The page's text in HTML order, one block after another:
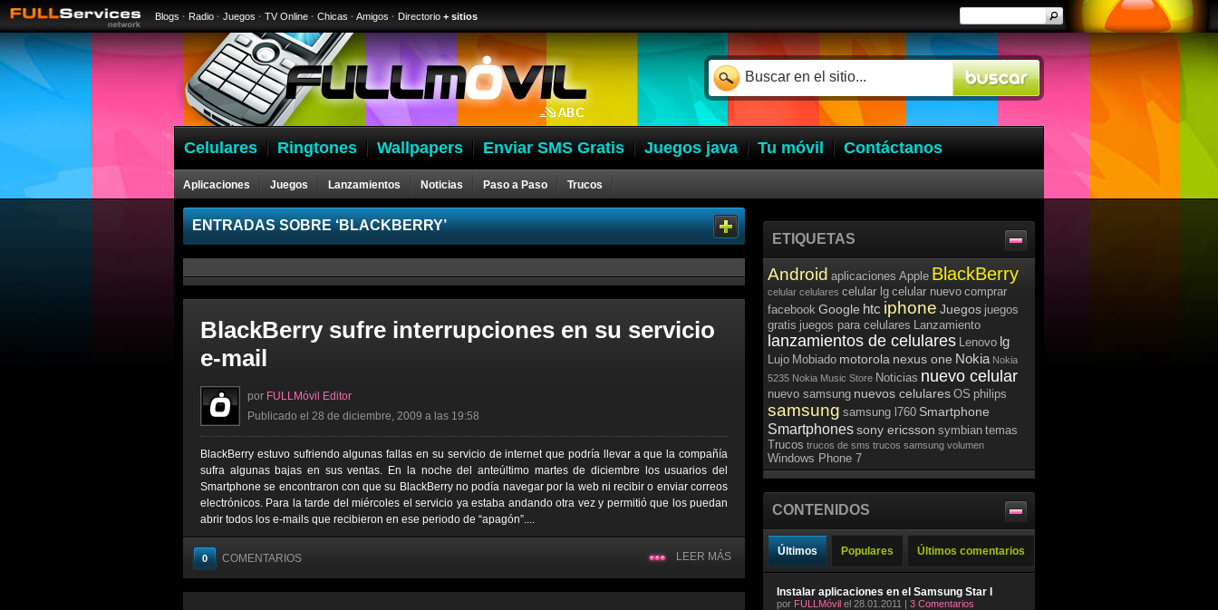
Blogs · Radio · Juegos · TV Online · Chicas · Amigos · Directorio + sitios
Celulares Ringtones Wallpapers Enviar SMS Gratis Juegos java Tu móvil Contáctanos
Aplicaciones Juegos Lanzamientos Noticias Paso a Paso Trucos
ENTRADAS SOBRE ‘BLACKBERRY’
BlackBerry sufre interrupciones en su servicio
e-mail
por FULLMóvil Editor
Publicado el 28 de diciembre, 2009 a las 19:58
BlackBerry estuvo sufriendo algunas fallas en su servicio de internet que podría llevar a que la compañía
sufra algunas bajas en sus ventas. En la noche del anteúltimo martes de diciembre los usuarios del
Smartphone se encontraron con que su BlackBerry no podía navegar por la web ni recibir o enviar correos
electrónicos. Para la tarde del miércoles el servicio ya estaba andando otra vez y permitió que los puedan
abrir todos los e-mails que recibieron en ese periodo de “apagón”....
0 COMENTARIOS LEER MÁS
ETIQUETAS
Android aplicaciones Apple BlackBerry
celular celulares celular lg celular nuevo comprar
facebook Google htc iphone Juegos juegos
gratis juegos para celulares Lanzamiento
lanzamientos de celulares Lenovo lg
Lujo Mobiado motorola nexus one Nokia Nokia
5235 Nokia Music Store Noticias nuevo celular
nuevo samsung nuevos celulares OS philips
samsung samsung l760 Smartphone
Smartphonessony ericsson symbian temas
Trucos trucos de sms trucos samsung volumen
Windows Phone 7
CONTENIDOS
Últimos Populares Últimos comentarios
Instalar aplicaciones en el Samsung Star I
por FULLMóvil el 28.01.2011 | 3 Comentarios